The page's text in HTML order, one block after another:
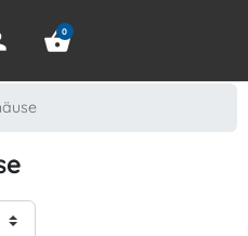
shopping_basket
0